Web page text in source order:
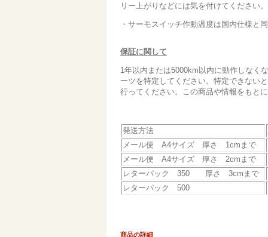
リー上がりなどには気を付けてください。
・サーモスイッチ作動温度は国内仕様と
保証に関して
1年以内または5000km以内に動作しなく
ーツを特定してください。特定できない
行ってください。この商品や情報をもと
発送方法
メール便 A4サイズ 厚さ 1cmまで
メール便 A4サイズ 厚さ 2cmまで
レターパック 350 厚さ 3cmまで
レターパック 500
商品の詳細